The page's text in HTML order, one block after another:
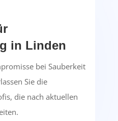
in Linden
bei Sauberkeit
Sie die
die nach aktuellen